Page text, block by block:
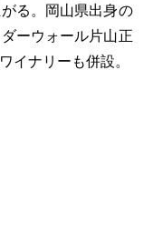
る。岡山県出身の
ーウォール片山正
イナリーも併設。